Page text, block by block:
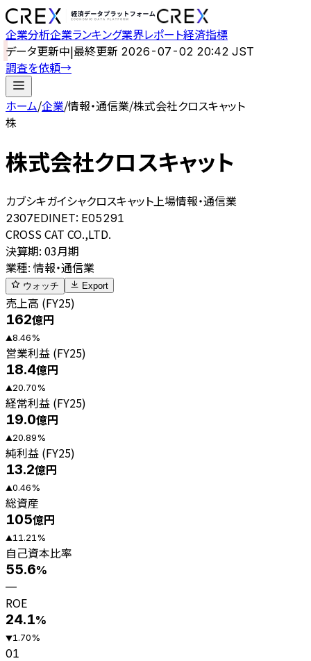
企業分析企業ランキング業界レポート経済指標
データ更新中|最終更新 2026-07-02 20:42 JST
調査を依頼→
ホーム/企業/情報・通信業/株式会社クロスキャット
株
株式会社クロスキャット
カブシキガイシャクロスキャット 上場情報・通信業
2307EDINET: E05291
CROSS CAT CO.,LTD.
決算期: 03月期
業種: 情報・通信業
ウォッチ Export
売上高 (FY25)
162億円
▲8.46%
営業利益 (FY25)
18.4億円
▲20.70%
経常利益 (FY25)
19.0億円
▲20.89%
純利益 (FY25)
13.2億円
▲0.46%
総資産
105億円
▲11.21 %
自己資本比率
55.6%
—
ROE
24.1%
▼1.70%
01